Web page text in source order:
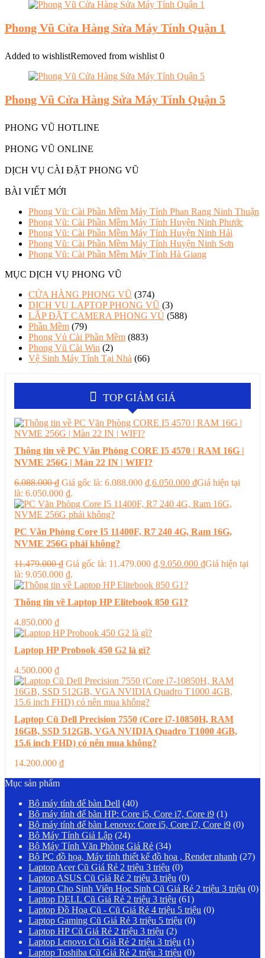
Phong Vũ Cửa Hàng Sửa Máy Tính Quận 1
Added to wishlistRemoved from wishlist 0
Phong Vũ Cửa Hàng Sửa Máy Tính Quận 5
PHONG VŨ HOTLINE
PHONG VŨ ONLINE
DỊCH VỤ CÀI ĐẶT PHONG VŨ
BÀI VIẾT MỚI
Phong Vũ: Cài Phần Mềm Máy Tính Phan Rang Ninh Thuận
Phong Vũ: Cài Phần Mềm Máy Tính Huyện Ninh Phước
Phong Vũ: Cài Phần Mềm Máy Tính Huyện Ninh Hải
Phong Vũ: Cài Phần Mềm Máy Tính Huyện Ninh Sơn
Phong Vũ: Cài Phần Mềm Máy Tính Hà Giang
MỤC DỊCH VỤ PHONG VŨ
CỬA HÀNG PHONG VŨ (374)
DỊCH VỤ LAPTOP PHONG VŨ (3)
LẮP ĐẶT CAMERA PHONG VỦ (588)
Phần Mềm (79)
Phong Vủ Cài Phần Mềm (883)
Phong Vũ Cài Win (2)
Vệ Sinh Máy Tính Tại Nhà (66)
TOP GIẢM GIÁ
Thông tin về PC Văn Phòng CORE I5 4570 | RAM 16G |
NVME 256G | Màn 22 IN | WIFI?
6.088.000₫ Giá gốc là: 6.088.000 ₫.6.050.000 ₫Giá hiện tại
là: 6.050.000 ₫.
PC Văn Phòng Core I5 11400F, R7 240 4G, Ram 16G,
NVME 256G phải không?
11.479.000₫ Giá gốc là: 11.479.000 ₫.9.050.000 ₫Giá hiện tại
là: 9.050.000 ₫.
Thông tin về Laptop HP Elitebook 850 G1?
4.850.000 ₫
Laptop HP Probook 450 G2 là gì?
4.500.000 ₫
Laptop Cũ Dell Precision 7550 (Core i7-10850H, RAM
16GB, SSD 512GB, VGA NVIDIA Quadro T1000 4GB,
15.6 inch FHD) có nên mua không?
14.200.000 ₫
Mục sản phẩm
Bộ máy tính để bàn Dell (40)
Bộ máy tính để bàn HP: Core i5, Core i7, Core i9 (1)
Bộ máy tính để bàn Lenovo: Core i5, Core i7, Core i9 (0)
Bộ Máy Tính Giả Lập (24)
Bộ Máy Tính Văn Phòng Giá Rẻ (34)
Bộ PC đồ họa, Máy tính thiết kế đồ họa , Render nhanh (27)
Laptop Acer Cũ Giá Rẻ 2 triệu 3 triệu (0)
Laptop ASUS Cũ Giá Rẻ 2 triệu 3 triệu (0)
Laptop Cho Sinh Viên Học Sinh Cũ Giá Rẻ 2 triệu 3 triệu (0)
Laptop DELL Cũ Giá Rẻ 2 triệu 3 triệu (61)
Laptop Đồ Hoạ Cũ - Cũ Giá Rẻ 4 triệu 5 triệu (0)
Laptop Gaming Cũ Giá Rẻ 3 triệu 5 triệu (0)
Laptop HP Cũ Giá Rẻ 2 triệu 3 triệu (2)
Laptop Lenovo Cũ Giá Rẻ 2 triệu 3 triệu (1)
Laptop Toshiba Cũ Giá Rẻ 2 triệu 3 triệu (0)